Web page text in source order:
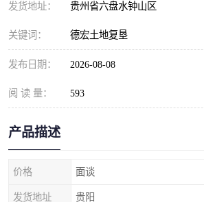
发货地址： 贵州省六盘水钟山区
关键词： 德宏土地复垦
发布日期： 2026-08-08
阅 读 量： 593
产品描述
价格 面谈
发货地址 贵阳